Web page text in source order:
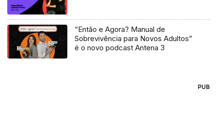
“Então e Agora? Manual de
Sobrevivência para Novos Adultos”
é o novo podcast Antena 3
PUB